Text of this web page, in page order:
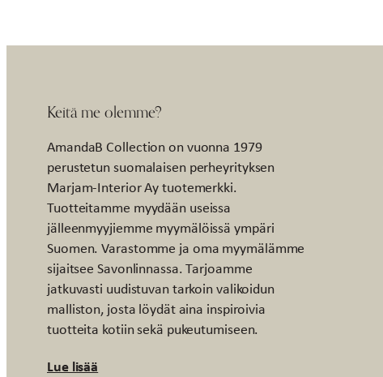
Keitä me olemme?
AmandaB Collection on vuonna 1979
perustetun suomalaisen perheyrityksen
Marjam-Interior Ay tuotemerkki.
Tuotteitamme myydään useissa
jälleenmyyjiemme myymälöissä ympäri
Suomen. Varastomme ja oma myymälämme
sijaitsee Savonlinnassa. Tarjoamme
jatkuvasti uudistuvan tarkoin valikoidun
malliston, josta löydät aina inspiroivia
tuotteita kotiin sekä pukeutumiseen.
Lue lisää